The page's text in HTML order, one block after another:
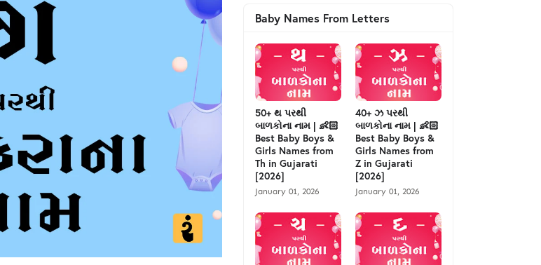
Baby Names From Letters
50+ થ પરથી
બાળકોના નામ | 👶🏻
Best Baby Boys &
Girls Names from
Th in Gujarati
[2026]
January 01, 2026
40+ ઝ પરથી
બાળકોના નામ | 👶🏻
Best Baby Boys &
Girls Names from
Z in Gujarati
[2026]
January 01, 2026